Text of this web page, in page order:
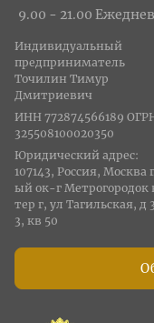
9.00 - 21.00
Индивидуальный
предприниматель
Точилин Тимур
Дмитриевич
ИНН 772874566189
325508100020350
Юридический адрес:
107143, Россия, Москва
ый ок-г Метрогородок
тер г, ул Тагильская, д
3, кв 50